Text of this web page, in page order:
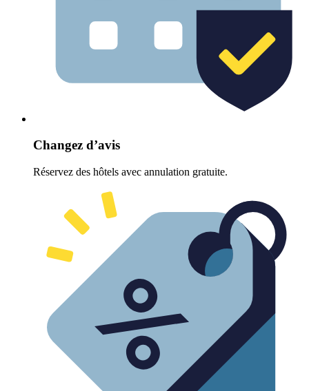
Changez d’avis
Réservez des hôtels avec annulation gratuite.